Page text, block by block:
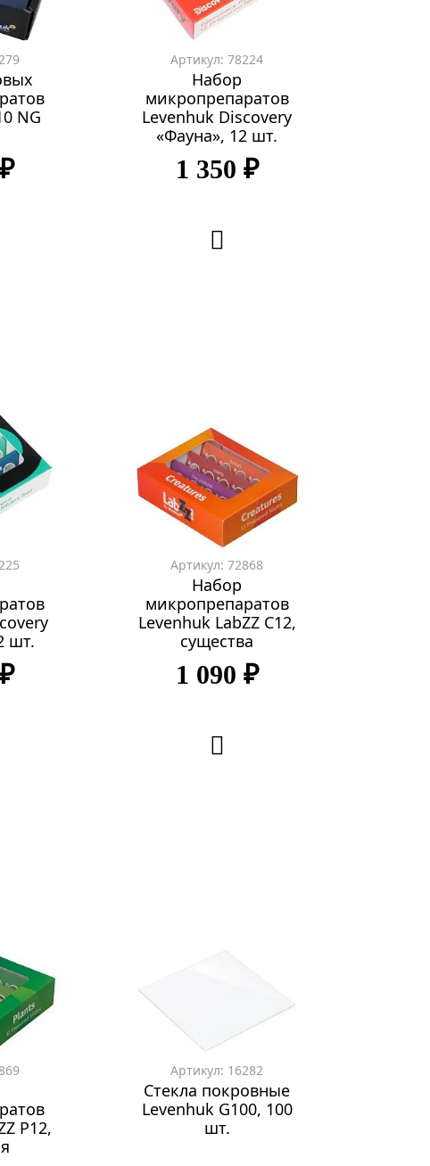
NG
Артикул: 78224
Набор
микропрепаратов
Levenhuk Discovery
«Фауна», 12 шт.
1 350 ₽
шт.
Артикул: 72868
Набор
микропрепаратов
Levenhuk LabZZ C12,
существа
1 090 ₽
P12,
Артикул: 16282
Стекла покровные
Levenhuk G100, 100
шт.